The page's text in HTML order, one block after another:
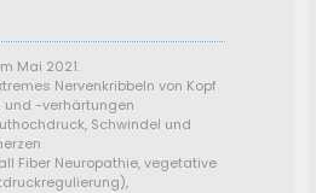
Mai 2021.
Nervenkribbeln von Kopf
und -verhärtungen
Schwindel und
Fiber Neuropathie, vegetative